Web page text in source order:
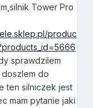
Tower Pro
produc
sprawdzilem
do
ten silniczek jest
mam pytanie jaki